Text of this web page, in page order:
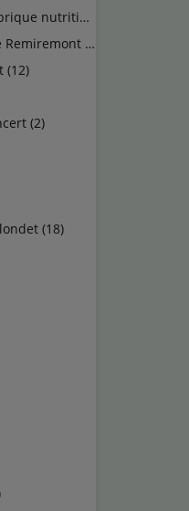
nutrition (0)
(2)
(12)
(2)
(18)